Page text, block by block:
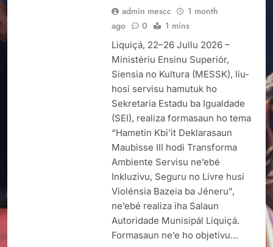
admin mescc
1 month
ago
0 1 mins
Liquiçá, 22–26 Jullu 2026 –
Ministériu Ensinu Superiór,
Siensia no Kultura (MESSK), liu-
hosi servisu hamutuk ho
Sekretaria Estadu ba Igualdade
(SEI), realiza formasaun ho tema
“Hametin Kbi’it Deklarasaun
Maubisse III hodi Transforma
Ambiente Servisu ne’ebé
Inkluzivu, Seguru no Livre husi
Violénsia Bazeia ba Jéneru”,
ne’ebé realiza iha Salaun
Autoridade Munisipál Liquiçá.
Formasaun ne’e ho objetivu…